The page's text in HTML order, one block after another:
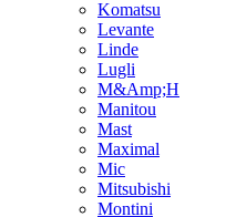
Komatsu
Levante
Linde
Lugli
M&Amp;H
Manitou
Mast
Maximal
Mic
Mitsubishi
Montini